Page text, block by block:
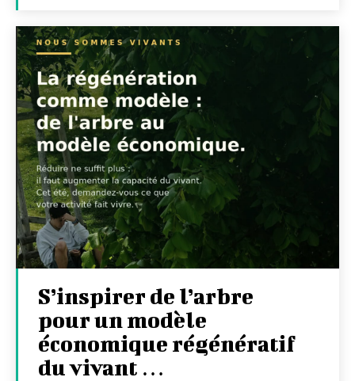
S’inspirer de l’arbre
pour un modèle
économique régénératif
du vivant …